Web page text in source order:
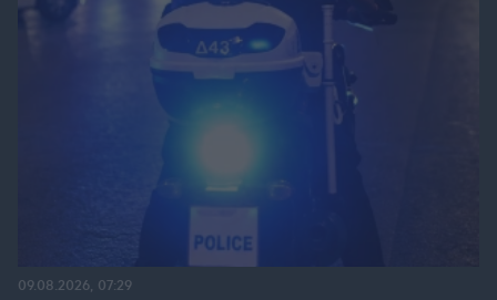
09.08.2026, 07:29